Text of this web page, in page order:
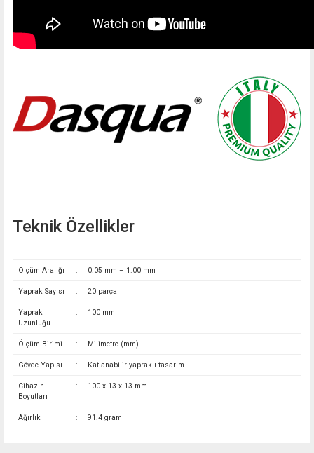
Teknik Özellikler
Ölçüm Aralığı : 0.05 mm – 1.00 mm
Yaprak Sayısı : 20 parça
Yaprak
Uzunluğu
: 100 mm
Ölçüm Birimi : Milimetre (mm)
Gövde Yapısı : Katlanabilir yapraklı tasarım
Cihazın
Boyutları
: 100 x 13 x 13 mm
Ağırlık : 91.4 gram